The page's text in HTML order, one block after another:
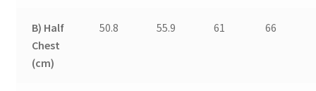
B) Half
Chest
(cm)
50.8 55.9 61 66